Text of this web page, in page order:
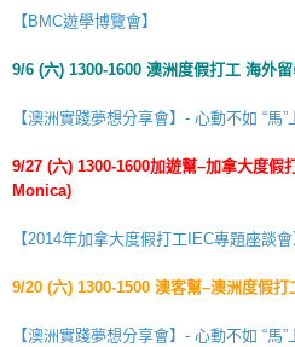
【BMC遊學博覽會】
9/6 (六) 1300-1600 澳洲度假打工 海外
【澳洲實踐夢想分享會】- 心動不如 “馬”
9/27 (六) 1300-1600加遊幫–加拿大度假
Monica)
【2014年加拿大度假打工IEC專題座談
9/20 (六) 1300-1500 澳客幫–澳洲度假打
【澳洲實踐夢想分享會】- 心動不如 “馬”